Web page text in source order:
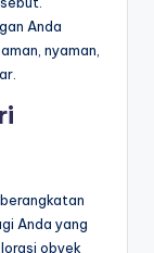
Anda
nyaman,
Anda yang
obyek